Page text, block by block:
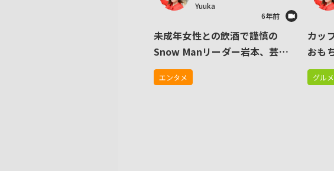
Yuuka
6年前
未成年女性との飲酒で謹慎の
Snow Manリーダー岩本、芸能
活動を再開
エンタメ
カッ
おも
クオ
発売
グルメ